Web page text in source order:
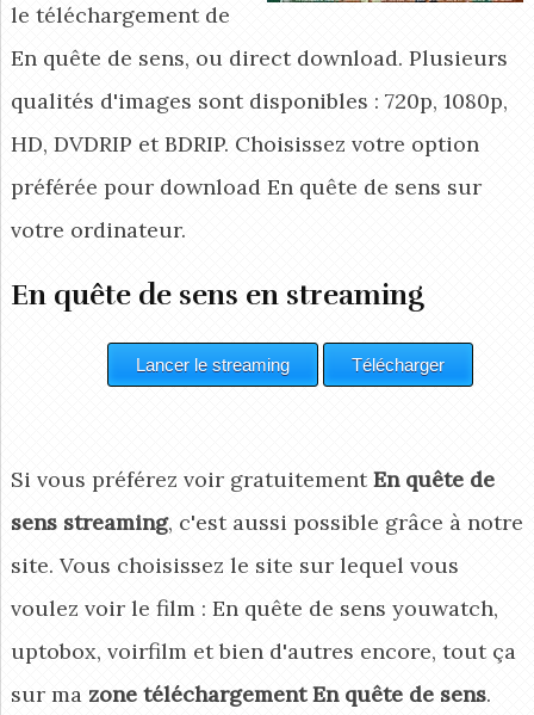
le téléchargement de
En quête de sens, ou direct download. Plusieurs
qualités d'images sont disponibles : 720p, 1080p,
HD, DVDRIP et BDRIP. Choisissez votre option
préférée pour download En quête de sens sur
votre ordinateur.
En quête de sens en streaming
Si vous préférez voir gratuitementEn quête de
sens streaming, c'est aussi possible grâce à notre
site. Vous choisissez le site sur lequel vous
voulez voir le film : En quête de sens youwatch,
uptobox, voirfilm et bien d'autres encore, tout ça
sur ma zone téléchargement En quête de sens.